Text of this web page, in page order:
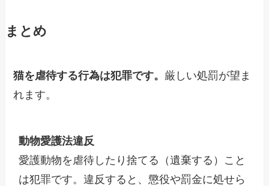
まとめ
猫を虐待する行為は犯罪です。 厳しい処罰が望ま
れます。
動物愛護法違反
愛護動物を虐待したり捨てる（遺棄する）こと
は犯罪です。違反すると、懲役や罰金に処せら